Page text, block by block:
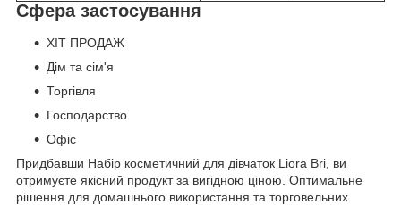
Сфера застосування
ХІТ ПРОДАЖ
Дім та сім'я
Торгівля
Господарство
Офіс
Придбавши Набір косметичний для дівчаток Liora Bri, ви
отримуєте якісний продукт за вигідною ціною. Оптимальне
рішення для домашнього використання та торговельних